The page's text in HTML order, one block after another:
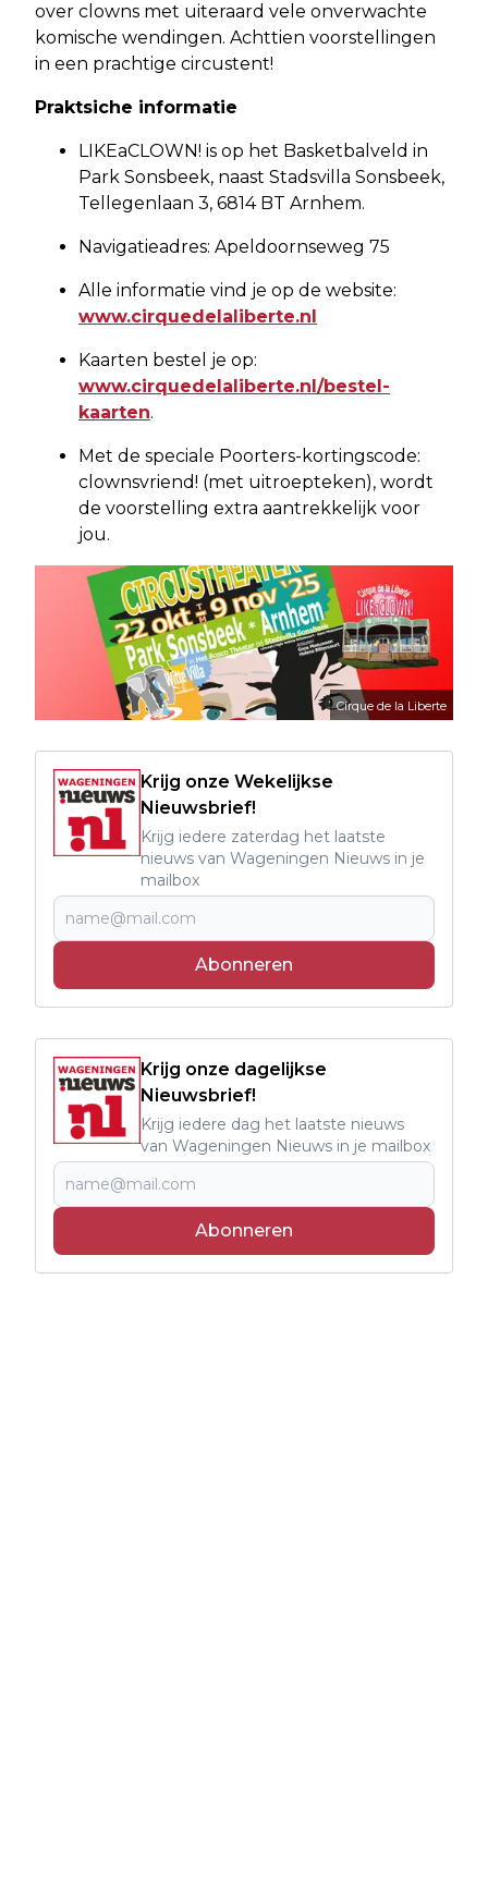
over clowns met uiteraard vele onverwachte
komische wendingen. Achttien voorstellingen
in een prachtige circustent!
Praktsiche informatie
LIKEaCLOWN! is op het Basketbalveld in
Park Sonsbeek, naast Stadsvilla Sonsbeek,
Tellegenlaan 3, 6814 BT Arnhem.
Navigatieadres: Apeldoornseweg 75
Alle informatie vind je op de website:
www.cirquedelaliberte.nl
Kaarten bestel je op:
www.cirquedelaliberte.nl/bestel-
kaarten.
Met de speciale Poorters-kortingscode:
clownsvriend! (met uitroepteken), wordt
de voorstelling extra aantrekkelijk voor
jou.
Cirque de la Liberte
Krijg onze Wekelijkse
Nieuwsbrief!
Krijg iedere zaterdag het laatste
nieuws van Wageningen Nieuws in je
mailbox
Abonneren
Krijg onze dagelijkse
Nieuwsbrief!
Krijg iedere dag het laatste nieuws
van Wageningen Nieuws in je mailbox
Abonneren